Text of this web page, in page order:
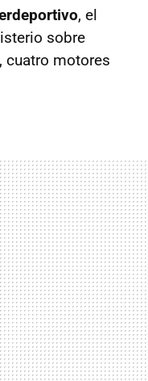
, el
sobre
, cuatro motores